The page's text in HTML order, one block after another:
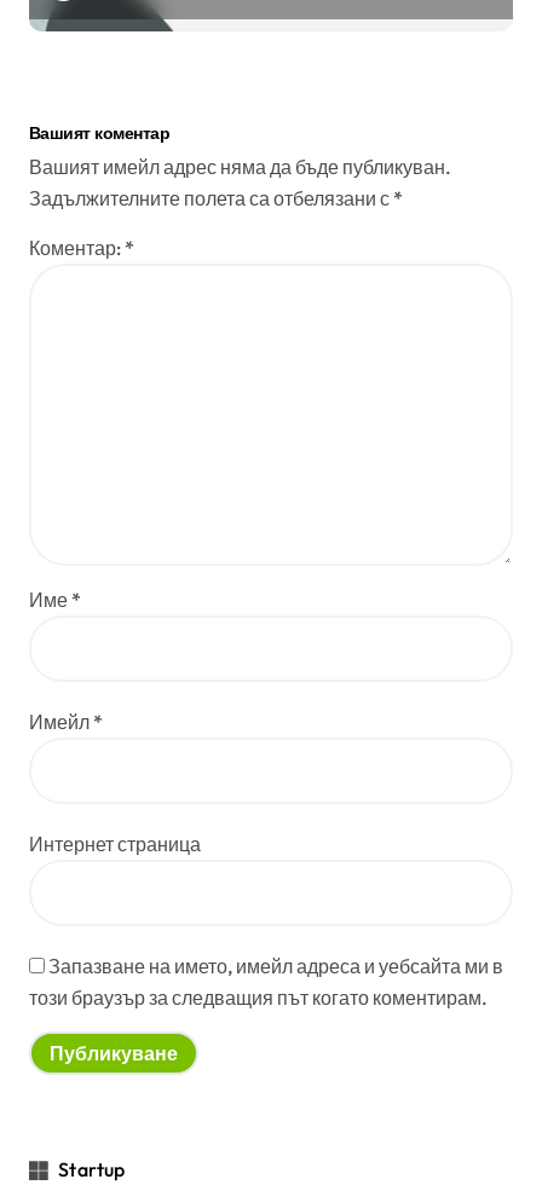
Вашият коментар
Вашият имейл адрес няма да бъде публикуван.
Задължителните полета са отбелязани с *
Коментар: *
Име *
Имейл *
Интернет страница
Запазване на името, имейл адреса и уебсайта ми в
този браузър за следващия път когато коментирам.
Startup